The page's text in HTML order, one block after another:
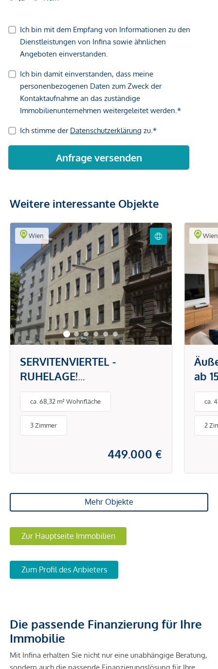
Weitere interessante Objekte
Wien
SERVITENVIERTEL -
RUHELAGE!
SANIERUNGSBEDÜRFTIGE 3
ZIMMER IM 4. LIFTSTOCK!
ca. 68,32 m² Wohnfläche
3 Zimmer
449.000 €
Wien
ab
mit
ca.
2
Mehr Objekte
Zur Hauptseite Immobilien
Zum Profil des Anbieters
Die passende Finanzierung für Ihre
Immobilie
Mit Infina erhalten Sie nicht nur eine unabhängige Beratung,